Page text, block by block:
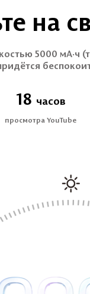
на
5000 мА·ч
18 часов
просмотра YouTube